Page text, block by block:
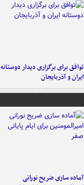
توافق برای برگزاری دیدار دوستانه
ایران و آذربایجان
آماده سازی ضریح نورانی